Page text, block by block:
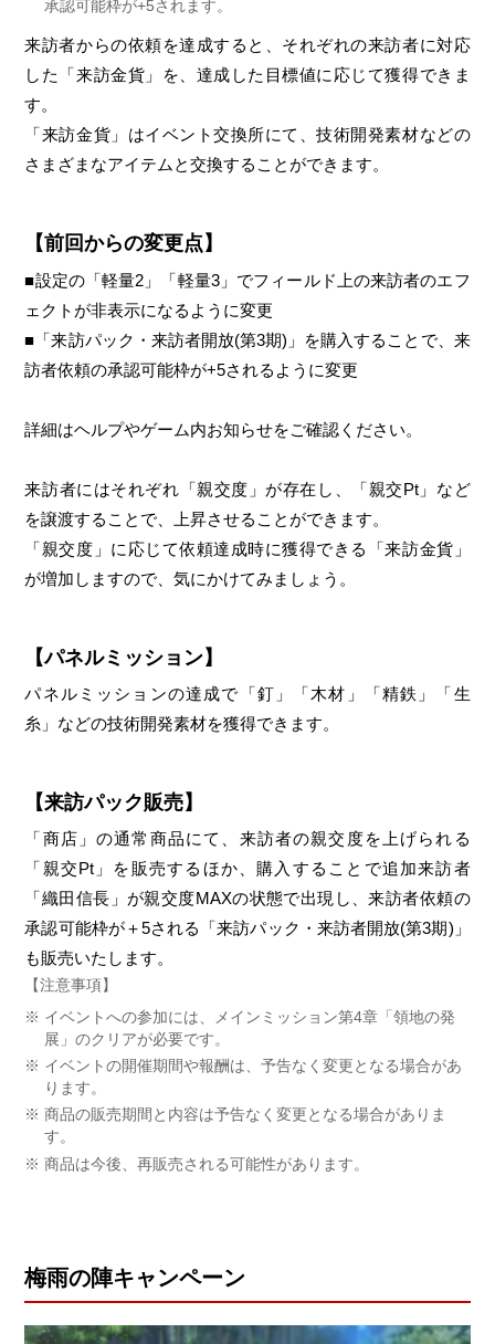
承認可能枠が+5されます。
来訪者からの依頼を達成すると、それぞれの来訪者に対応
した「来訪金貨」を、達成した目標値に応じて獲得できま
す。
「来訪金貨」はイベント交換所にて、技術開発素材などの
さまざまなアイテムと交換することができます。
【前回からの変更点】
■設定の「軽量2」「軽量3」でフィールド上の来訪者のエフ
ェクトが非表示になるように変更
■「来訪パック・来訪者開放(第3期)」を購入することで、来
訪者依頼の承認可能枠が+5されるように変更
詳細はヘルプやゲーム内お知らせをご確認ください。
来訪者にはそれぞれ「親交度」が存在し、「親交Pt」など
を譲渡することで、上昇させることができます。
「親交度」に応じて依頼達成時に獲得できる「来訪金貨」
が増加しますので、気にかけてみましょう。
【パネルミッション】
パネルミッションの達成で「釘」「木材」「精鉄」「生
糸」などの技術開発素材を獲得できます。
【来訪パック販売】
「商店」の通常商品にて、来訪者の親交度を上げられる
「親交Pt」を販売するほか、購入することで追加来訪者
「織田信長」が親交度MAXの状態で出現し、来訪者依頼の
承認可能枠が＋5される「来訪パック・来訪者開放(第3期)」
も販売いたします。
【注意事項】
イベントへの参加には、メインミッション第4章「領地の発
展」のクリアが必要です。
イベントの開催期間や報酬は、予告なく変更となる場合があ
ります。
商品の販売期間と内容は予告なく変更となる場合がありま
す。
商品は今後、再販売される可能性があります。
梅雨の陣キャンペーン